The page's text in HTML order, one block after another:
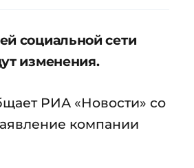
социальной сети
изменения.
РИА «Новости» со
компании